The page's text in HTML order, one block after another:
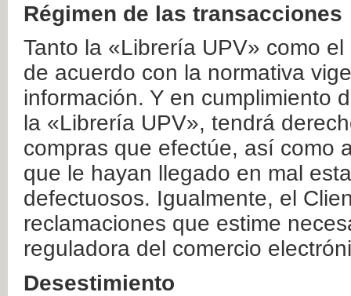
Régimen de las transacciones
Tanto la «Librería UPV» como
de acuerdo con la normativa
información. Y en cumplimiento
la «Librería UPV», tendrá
compras que efectúe, así como
que le hayan llegado en mal
defectuosos. Igualmente, el
reclamaciones que estime
reguladora del comercio
Desestimiento